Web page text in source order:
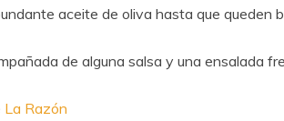
aceite de oliva hasta que queden
de alguna salsa y una ensalada
La Razón